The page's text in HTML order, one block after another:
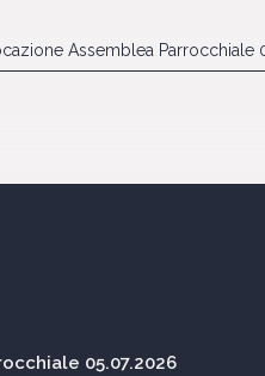
Assemblea Parrocchiale
05.07.2026